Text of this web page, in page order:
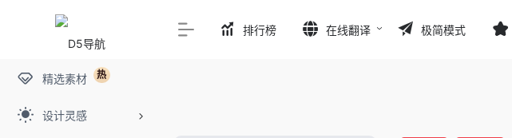
精选素材 热
设计灵感
排行榜 在线翻译 极简模式